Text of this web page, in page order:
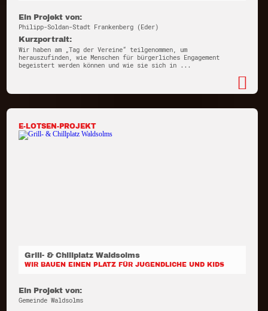
Ein Projekt von:
Philipp-Soldan-Stadt Frankenberg (Eder)
Kurzportrait:
Wir haben am „Tag der Vereine“ teilgenommen, um
herauszufinden, wie Menschen für bürgerliches Engagement
begeistert werden können und wie sie sich in ...
E-LOTSEN-PROJEKT
Grill- & Chillplatz Waldsolms
WIR BAUEN EINEN PLATZ FÜR JUGENDLICHE UND KIDS
Ein Projekt von:
Gemeinde Waldsolms